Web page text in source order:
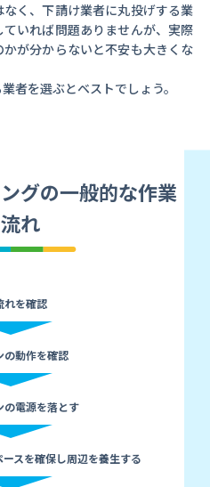
く、下請け業者に丸投げする業
いれば問題ありませんが、実際
が分からないと不安も大きくな
者を選ぶとベストでしょう。
グの一般的な作業
れ
れを確認
の動作を確認
の電源を落とす
ースを確保し周辺を養生する